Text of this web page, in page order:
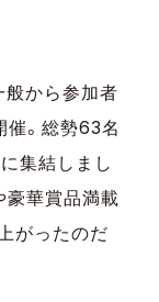
般から参加者
催。総勢63名
集結しまし
豪華賞品満載
がったのだ